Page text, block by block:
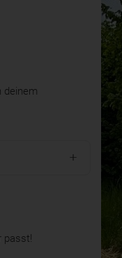
deinem
passt!